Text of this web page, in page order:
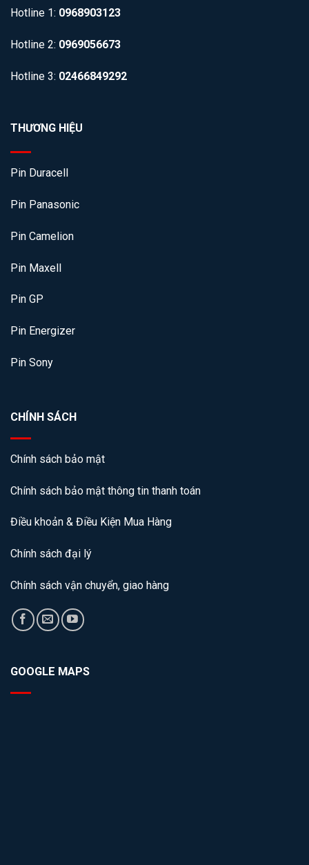
Hotline 1: 0968903123
Hotline 2: 0969056673
Hotline 3: 02466849292
THƯƠNG HIỆU
Pin Duracell
Pin Panasonic
Pin Camelion
Pin Maxell
Pin GP
Pin Energizer
Pin Sony
CHÍNH SÁCH
Chính sách bảo mật
Chính sách bảo mật thông tin thanh toán
Điều khoản & Điều Kiện Mua Hàng
Chính sách đại lý
Chính sách vận chuyển, giao hàng
GOOGLE MAPS